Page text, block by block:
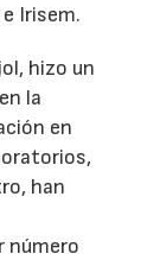
Irisem.
hizo un
la
en
han
número